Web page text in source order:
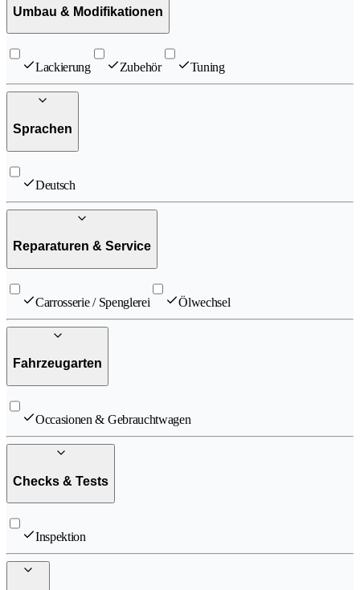
Umbau & Modifikationen
Lackierung Zubehör Tuning
Sprachen
Deutsch
Reparaturen & Service
Carrosserie / Spenglerei Ölwechsel
Fahrzeugarten
Occasionen & Gebrauchtwagen
Checks & Tests
Inspektion